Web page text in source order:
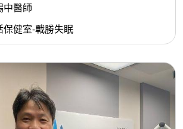
中醫師
保健室-戰勝失眠